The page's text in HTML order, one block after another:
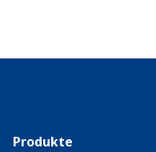
Produkte